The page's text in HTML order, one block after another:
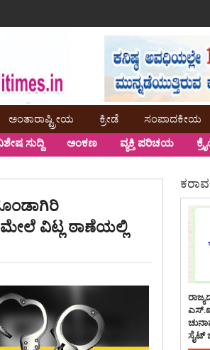
ಅಂತಾರಾಷ್ಟ್ರೀಯ ಕ್ರೀಡೆ ಸಂಪಾದಕೀಯ
ಸುದ್ದಿ ಅಂಕಣ ವ್ಯಕ್ತಿ ಪರಿಚಯ
ವಿಟ್ಲ ಠಾಣೆಯಲ್ಲಿ
ಸೈಟ್